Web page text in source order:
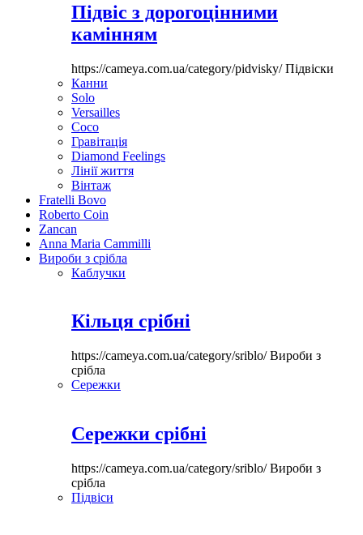
Підвіс з дорогоцінними
камінням
https://cameya.com.ua/category/pidvisky/Підвіски
Канни
Solo
Versailles
Coco
Гравітація
Diamond Feelings
Лінії життя
Вінтаж
Fratelli Bovo
Roberto Coin
Zancan
Anna Maria Cammilli
Вироби з срібла
Каблучки
Кільця срібні
https://cameya.com.ua/category/sriblo/Вироби з
срібла
Сережки
Сережки срібні
https://cameya.com.ua/category/sriblo/Вироби з
срібла
Підвіси